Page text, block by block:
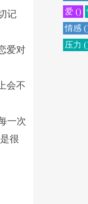
记
爱对
会不
一次
很
爱 ()
情感
压力